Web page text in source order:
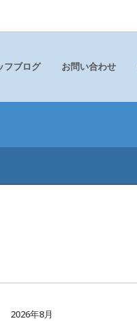
フブログ お問い合わせ
2026年8月